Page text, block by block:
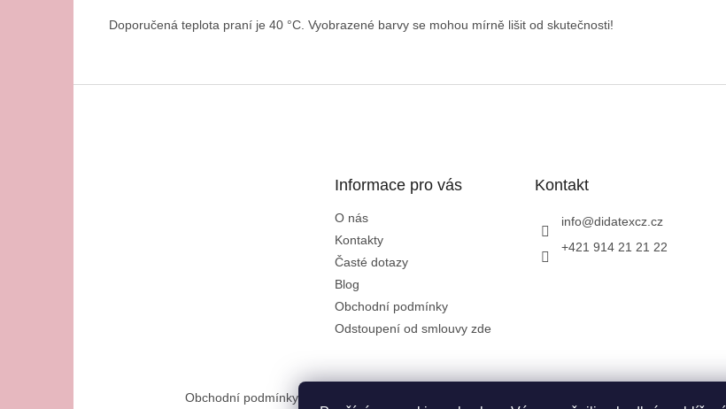
Doporučená teplota praní je 40 °C. Vyobrazené barvy se mohou mírně lišit od skutečnosti!
Informace pro vás
O nás
Kontakty
Časté dotazy
Blog
Obchodní podmínky
Odstoupení od smlouvy zde
Kontakt
info@didatexcz.cz
+421 914 21 21 22
Obchodní podmínky